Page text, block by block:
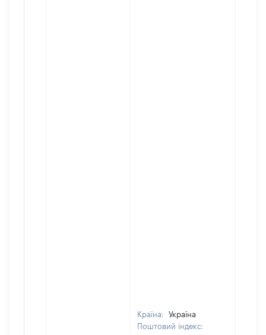
Країна:
Україна
Поштовий індекс: